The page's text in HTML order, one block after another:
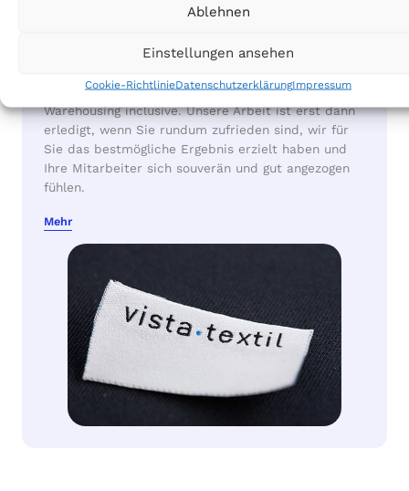
Ablehnen
Einstellungen ansehen
Cookie-RichtlinieDatenschutzerklärungImpressum
Vollständige Produktionslösungen aus einer Hand:
Fashion stehen wir neben einem hohen
Flexibilität und innovative Lösungsansätze –
Warehousing inclusive. Unsere Arbeit ist erst dann
erledigt, wenn Sie rundum zufrieden sind, wir für
Sie das bestmögliche Ergebnis erzielt haben und
Ihre Mitarbeiter sich souverän und gut angezogen
fühlen.
Mehr